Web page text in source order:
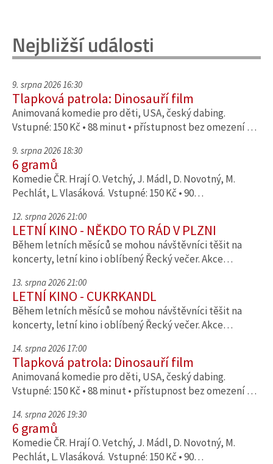
Nejbližší události
9. srpna 2026 16:30
Tlapková patrola: Dinosauří film
Animovaná komedie pro děti, USA, český dabing.
Vstupné: 150 Kč • 88 minut • přístupnost bez omezení …
9. srpna 2026 18:30
6 gramů
Komedie ČR. Hrají O. Vetchý, J. Mádl, D. Novotný, M.
Pechlát, L. Vlasáková. Vstupné: 150 Kč • 90…
12. srpna 2026 21:00
LETNÍ KINO - NĚKDO TO RÁD V PLZNI
Během letních měsíců se mohou návštěvníci těšit na
koncerty, letní kino i oblíbený Řecký večer. Akce…
13. srpna 2026 21:00
LETNÍ KINO - CUKRKANDL
Během letních měsíců se mohou návštěvníci těšit na
koncerty, letní kino i oblíbený Řecký večer. Akce…
14. srpna 2026 17:00
Tlapková patrola: Dinosauří film
Animovaná komedie pro děti, USA, český dabing.
Vstupné: 150 Kč • 88 minut • přístupnost bez omezení …
14. srpna 2026 19:30
6 gramů
Komedie ČR. Hrají O. Vetchý, J. Mádl, D. Novotný, M.
Pechlát, L. Vlasáková. Vstupné: 150 Kč • 90…